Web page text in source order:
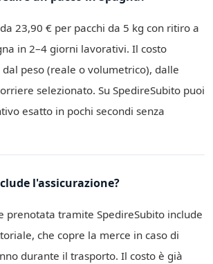
23,90 € per pacchi da 5 kg con ritiro a
in 2–4 giorni lavorativi. Il costo
peso (reale o volumetrico), dalle
selezionato. Su SpedireSubito puoi
esatto in pochi secondi senza
l'assicurazione?
prenotata tramite SpedireSubito include
che copre la merce in caso di
durante il trasporto. Il costo è già